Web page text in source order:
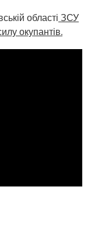
області ЗСУ
окупантів.